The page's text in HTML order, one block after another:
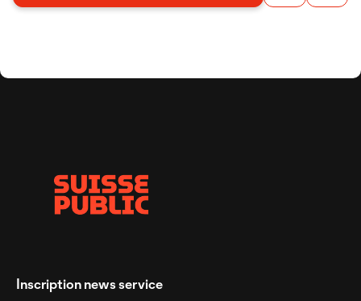
Inscription news service